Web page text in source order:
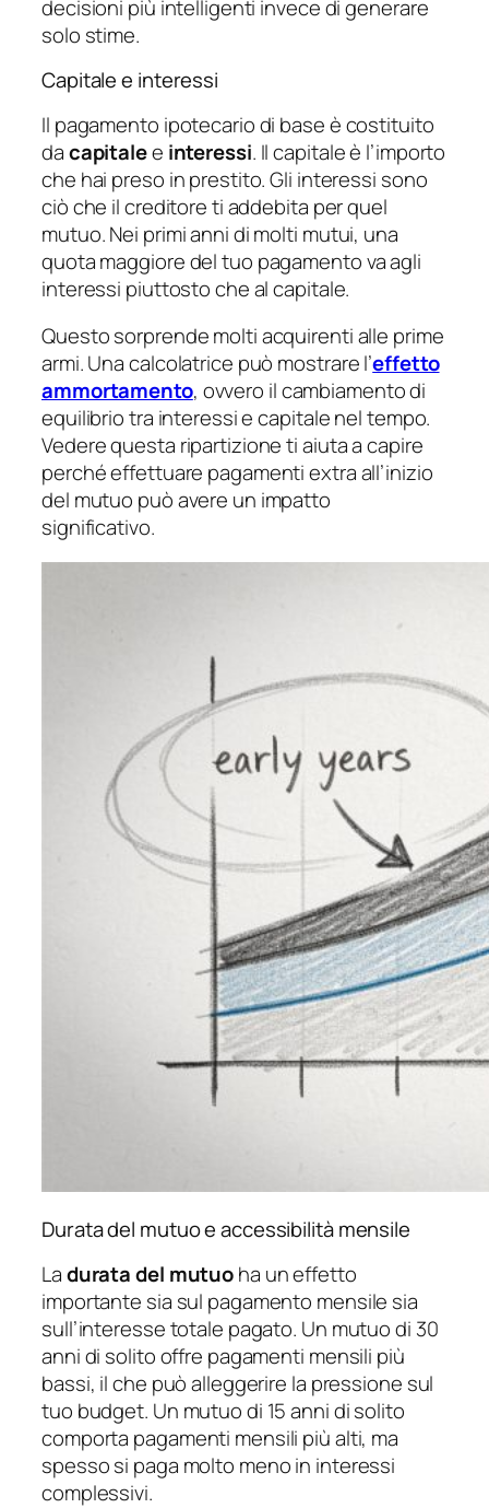
decisioni più intelligenti invece di generare
solo stime.
Capitale e interessi
Il pagamento ipotecario di base è costituito
dacapitalee interessi. Il capitale è l’importo
che hai preso in prestito. Gli interessi sono
ciò che il creditore ti addebita per quel
mutuo. Nei primi anni di molti mutui, una
quota maggiore del tuo pagamento va agli
interessi piuttosto che al capitale.
Questo sorprende molti acquirenti alle prime
armi. Una calcolatrice può mostrare l’effetto
ammortamento, ovvero il cambiamento di
equilibrio tra interessi e capitale nel tempo.
Vedere questa ripartizione ti aiuta a capire
perché effettuare pagamenti extra all’inizio
del mutuo può avere un impatto
significativo.
Durata del mutuo e accessibilità mensile
Ladurata del mutuoha un effetto
importante sia sul pagamento mensile sia
sull’interesse totale pagato. Un mutuo di 30
anni di solito offre pagamenti mensili più
bassi, il che può alleggerire la pressione sul
tuo budget. Un mutuo di 15 anni di solito
comporta pagamenti mensili più alti, ma
spesso si paga molto meno in interessi
complessivi.